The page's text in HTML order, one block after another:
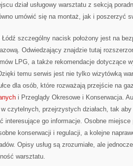
dział usługowy warsztatu z sekcją
umówić się na montaż, jak i poszerzyć
Łódź szczególny nacisk położony jest na
Odwiedzający znajdzie tutaj
LPG, a także rekomendacje dotyczące
temu serwis jest nie tylko wizytówką
dla osób, które rozważają przejście na
i Przeglądy Okresowe i Konserwacja.
czytelnych, przejrzystych działach, tak
interesujące go informacje. Osobne
konserwacji i regulacji, a kolejne
Opisy usług są zrozumiałe, ale
warsztatu.